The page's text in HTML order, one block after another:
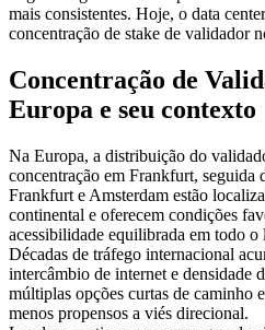
mais consistentes. Hoje, o data
concentração de stake de validador
Concentração de
Europa e seu contexto
Na Europa, a distribuição do
concentração em Frankfurt, seguida
Frankfurt e Amsterdam estão
continental e oferecem condições
acessibilidade equilibrada em todo o
Décadas de tráfego internacional
intercâmbio de internet e densidade
múltiplas opções curtas de caminho
menos propensos a viés direcional.